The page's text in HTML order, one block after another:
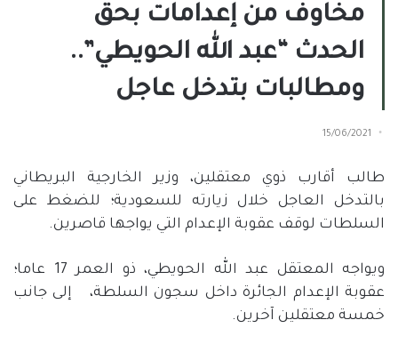
مخاوف من إعدامات بحق
الحدث “عبد الله الحويطي”..
ومطالبات بتدخل عاجل
15/06/2021
طالب أقارب ذوي معتقلين، وزير الخارجية البريطاني
بالتدخل العاجل خلال زيارته للسعودية؛ للضغط على
السلطات لوقف عقوبة الإعدام التي يواجها قاصرين.
ويواجه المعتقل عبد الله الحويطي، ذو العمر 17 عاما؛
عقوبة الإعدام الجائرة داخل سجون السلطة،
إلى جانب
خمسة معتقلين آخرين.